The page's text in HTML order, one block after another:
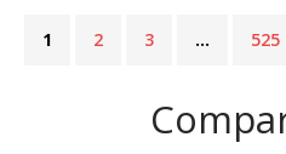
1 2 3 … 525